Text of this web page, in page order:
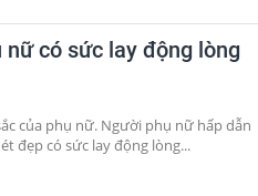
có sức lay động lòng
của phụ nữ. Người phụ nữ hấp dẫn
đẹp có sức lay động lòng...